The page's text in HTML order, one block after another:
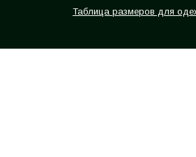
Таблица размеров для